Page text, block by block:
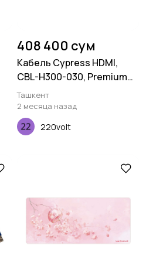
408 400 сум
Кабель Cypress HDMI,
CBL-H300-030, Premium
4K, 3.0M, 28AWG
Ташкент
2 месяца назад
220volt